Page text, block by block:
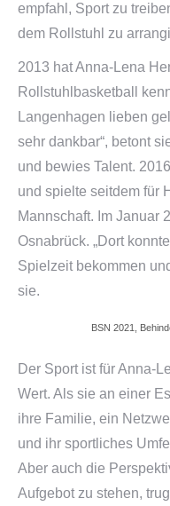
empfahl, Sport zu
dem Rollstuhl zu
2013 hat Anna-Lena
Rollstuhlbasketball
Langenhagen lieben
sehr dankbar“, betont
und bewies Talent.
und spielte seitdem für
Mannschaft. Im Januar
Osnabrück. „Dort
Spielzeit bekommen
sie.
BSN 2021,
Der Sport ist für Anna-
Wert. Als sie an einer
ihre Familie, ein
und ihr sportliches
Aber auch die
Aufgebot zu stehen,